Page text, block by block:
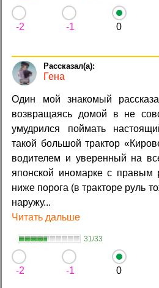
-2 -1 0
Гена
Один мой знакомый
возвращаясь домой в не
умудрился поймать
такой большой трактор
водителем и уверенный на
японской иномарке с правым
ниже порога (в тракторе руль
наружу...
Читать дальше
31/33
-2 -1 0